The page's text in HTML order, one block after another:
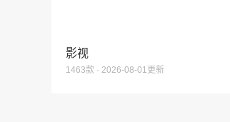
影视
1463款 · 2026-08-01更新